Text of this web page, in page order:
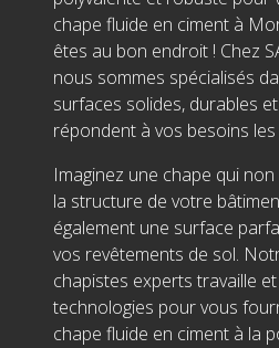
chape fluide en ciment à
êtes au bon endroit ! Chez
nous sommes spécialisés
surfaces solides, durables
répondent à vos besoins
Imaginez une chape qui
la structure de votre
également une surface
vos revêtements de sol.
chapistes experts travaille
technologies pour vous
chape fluide en ciment à la